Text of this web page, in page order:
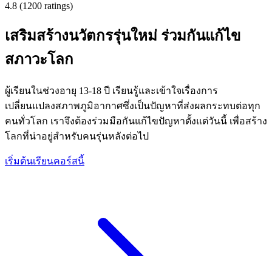
4.8 (1200 ratings)
เสริมสร้างนวัตกรรุ่นใหม่ ร่วมกันแก้ไข
สภาวะโลก
ผู้เรียนในช่วงอายุ 13-18 ปี เรียนรู้และเข้าใจเรื่องการ
เปลี่ยนแปลงสภาพภูมิอากาศซึ่งเป็นปัญหาที่ส่งผลกระทบต่อทุก
คนทั่วโลก เราจึงต้องร่วมมือกันแก้ไขปัญหาตั้งแต่วันนี้ เพื่อสร้าง
โลกที่น่าอยู่สำหรับคนรุ่นหลังต่อไป
เริ่มต้นเรียนคอร์สนี้